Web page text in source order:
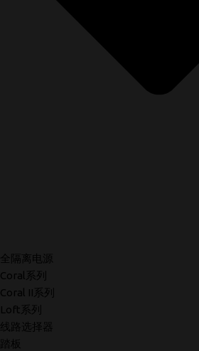
全隔离电源
Coral系列
Coral II系列
Loft系列
线路选择器
踏板